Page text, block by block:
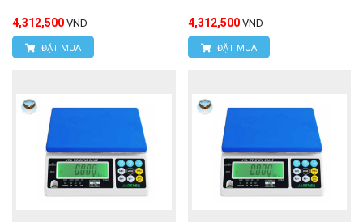
4,312,500 VND
ĐẶT MUA
4,312,500 VND
ĐẶT MUA